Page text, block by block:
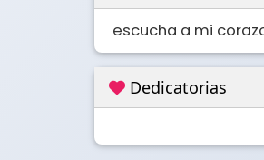
escucha a mi
Dedicatorias